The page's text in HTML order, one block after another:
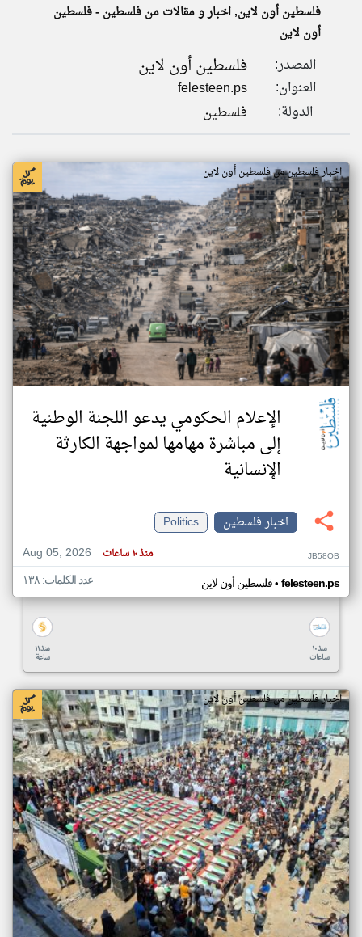
مصادر الأخبار من فلسطين
فلسطين أون لاين, اخبار و مقالات من فلسطين - فلسطين
أون لاين
المصدر: فلسطين أون لاين
العنوان:
felesteen.ps
الدولة:
فلسطين
اخبار فلسطين من فلسطين أون لاين
الإعلام الحكومي يدعو اللجنة الوطنية
إلى مباشرة مهامها لمواجهة الكارثة
الإنسانية
اخبار فلسطين
Politics
Aug 05, 2026
منذ ١٠ ساعات JB58OB
فلسطين أون لاين• felesteen.ps عدد الكلمات: ١٣٨
منذ ١١
ساعة
منذ ١٠
ساعات
اخبار فلسطين من فلسطين أون لاين
klyoum.com